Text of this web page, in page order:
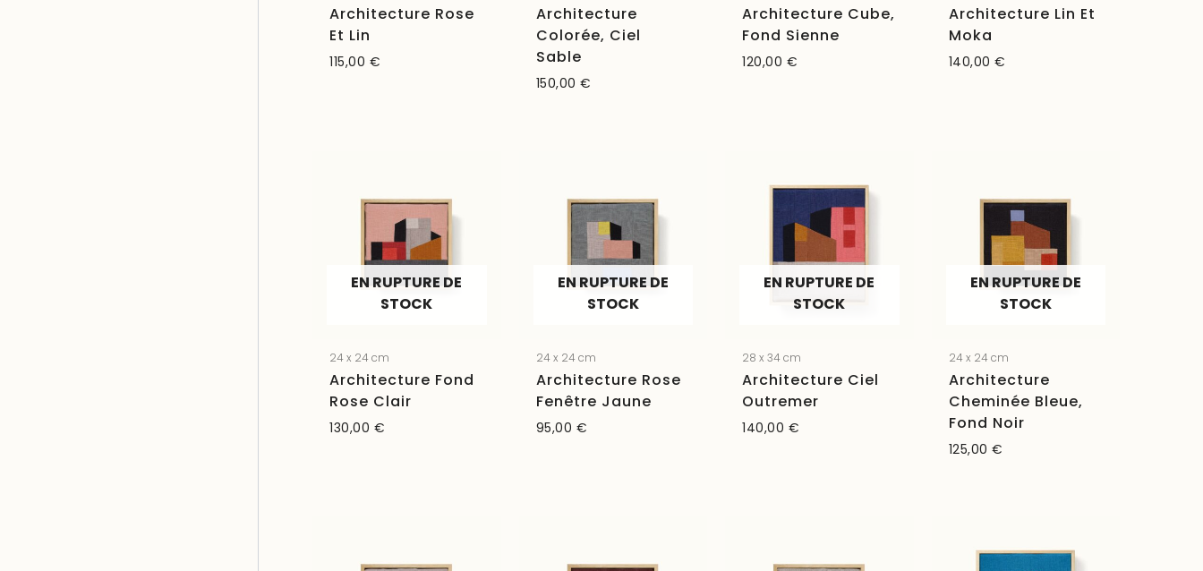
Architecture Rose
Et Lin
115,00 €
Architecture
Colorée, Ciel
Sable
150,00€
Architecture Cube,
Fond Sienne
120,00 €
Architecture Lin Et
Moka
140,00€
EN RUPTURE DE
STOCK
24 x 24 cm
Architecture Fond
Rose Clair
130,00 €
EN RUPTURE DE
STOCK
24 x 24 cm
Architecture Rose
Fenêtre Jaune
95,00 €
EN RUPTURE DE
STOCK
28 x 34 cm
Architecture Ciel
Outremer
140,00 €
EN RUPTURE DE
STOCK
24 x 24 cm
Architecture
Cheminée Bleue,
Fond Noir
125,00€